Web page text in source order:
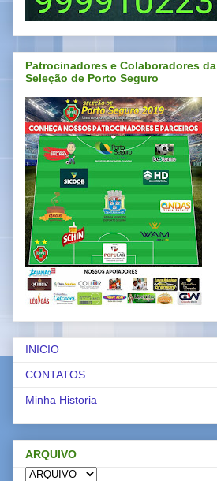
Patrocinadores e Colaboradores da
Seleção de Porto Seguro
INICIO
CONTATOS
Minha Historia
ARQUIVO